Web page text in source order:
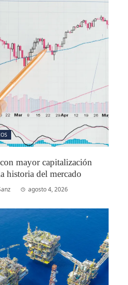
mayor capitalización
historia del mercado
agosto 4, 2026